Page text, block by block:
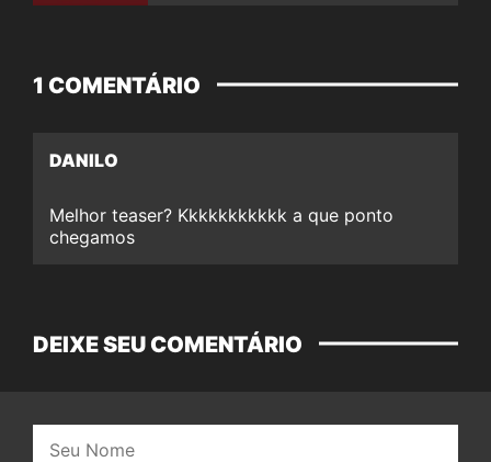
1 COMENTÁRIO
DANILO
Melhor teaser? Kkkkkkkkkkk a que ponto
chegamos
DEIXE SEU COMENTÁRIO